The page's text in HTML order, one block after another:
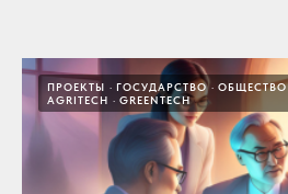
ПРОЕКТЫ ГОСУДАРСТВО ОБЩЕСТВО
AGRITECH
GREENTECH